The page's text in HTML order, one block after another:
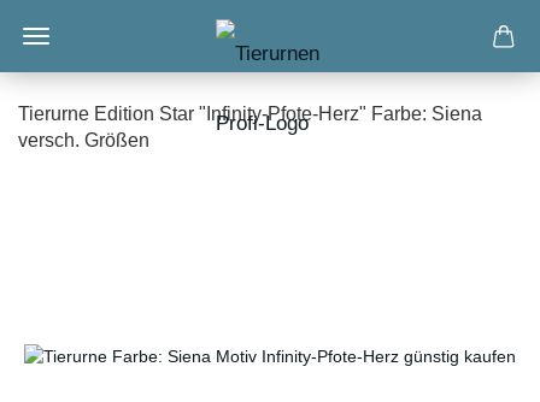
Tierurne Edition Star "Infinity-Pfote-Herz" Farbe: Siena
versch. Größen